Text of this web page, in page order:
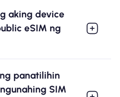
aking device
eSIM ng
panatilihin
SIM